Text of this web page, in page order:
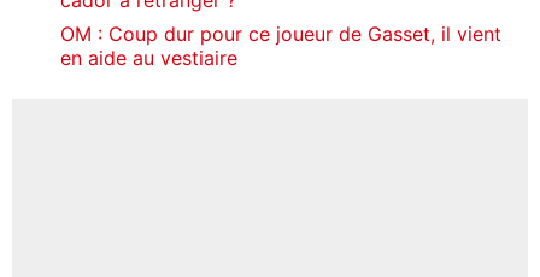
OM : Coup dur pour ce joueur de Gasset, il vient
en aide au vestiaire